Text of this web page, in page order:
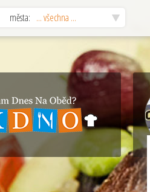
města: ... všechna ...